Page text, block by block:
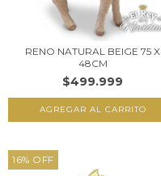
RENO NATURAL BEIGE 75 X
48CM
$499.999
16% OFF